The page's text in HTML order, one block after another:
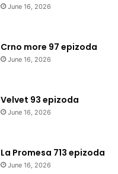
June 16, 2026
Crno more 97 epizoda
June 16, 2026
Velvet 93 epizoda
June 16, 2026
La Promesa 713 epizoda
June 16, 2026